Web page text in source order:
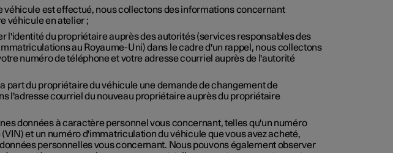
véhicule est effectué, nous collectons des informations concernant
véhicule en atelier ;
l'identité du propriétaire auprès des autorités (services responsables des
au Royaume-Uni) dans le cadre d'un rappel, nous collectons
numéro de téléphone et votre adresse courriel auprès de l'autorité
part du propriétaire du véhicule une demande de changement de
l'adresse courriel du nouveau propriétaire auprès du propriétaire
données à caractère personnel vous concernant, telles qu'un numéro
et un numéro d'immatriculation du véhicule que vous avez acheté,
personnelles vous concernant. Nous pouvons également observer